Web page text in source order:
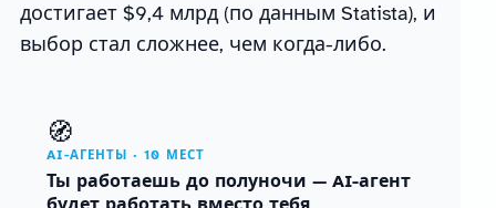
достигает $9,4 млрд (по данным Statista), и
выбор стал сложнее, чем когда-либо.
🧭
AI-АГЕНТЫ · 10 МЕСТ
Ты работаешь до полуночи — AI-агент